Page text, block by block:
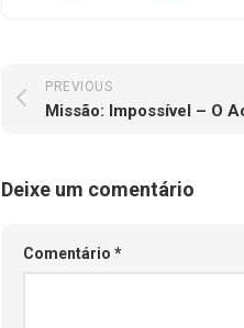
PREVIOUS
Missão: Impossível – O
Deixe um comentário
Comentário *